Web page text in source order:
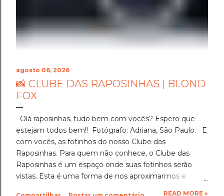
agosto 06, 2026
📸 CLUBE DAS RAPOSINHAS | BLOND
FOX
Olá raposinhas, tudo bem com vocês? Espero que
estejam todos bem!! Fotógrafo: Adriana, São Paulo. E
com vocês, as fotinhos do nosso Clube das
Raposinhas. Para quem não conhece, o Clube das
Raposinhas é um espaço onde suas fotinhos serão
vistas. Esta é uma forma de nos aproximarmos e
READ MORE »